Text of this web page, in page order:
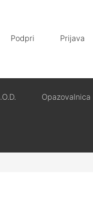
Podpri Prijava
Opazovalnica